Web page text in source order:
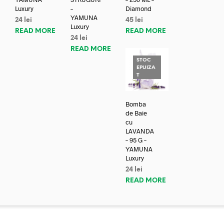
Luxury
24 lei
READ MORE
–
YAMUNA
Luxury
24 lei
READ MORE
Diamond
45 lei
READ MORE
STOC
EPUIZA
T
Bomba
de Baie
cu
LAVANDA
– 95 G –
YAMUNA
Luxury
24 lei
READ MORE